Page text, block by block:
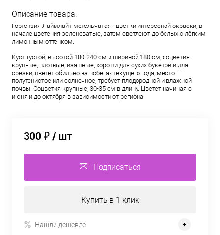
Описание товара:
Гортензия Лаймлайт метельчатая - цветки интересной окраски, в
начале цветения зеленоватые, затем светлеют до белых с лёгким
лимонным оттенком.
Куст густой, высотой 180-240 см и шириной 180 см, соцветия
крупные, плотные, изящные, хороши для сухих букетов и для
срезки, цветёт обильно на побегах текущего года, место
полутенистое или солнечное, требует плодородной и влажной
почвы. Соцветия крупные, 30-35 см в длину. Цветет начиная с
июня и до октября в зависимости от региона.
300 ₽/ шт
Подписаться
Купить в 1 клик
Нашли дешевле